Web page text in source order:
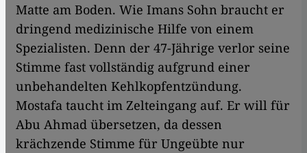
Matte am Boden. Wie Imans Sohn braucht er
dringend medizinische Hilfe von einem
Spezialisten. Denn der 47-Jährige verlor seine
Stimme fast vollständig aufgrund einer
unbehandelten Kehlkopfentzündung.
Mostafa taucht im Zelteingang auf. Er will für
Abu Ahmad übersetzen, da dessen
krächzende Stimme für Ungeübte nur